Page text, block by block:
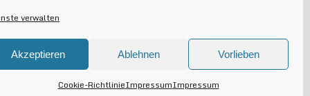
verwalten
Akzeptieren Ablehnen Vorlieben
Cookie-RichtlinieImpressumImpressum